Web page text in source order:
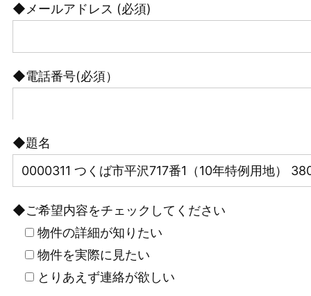
◆メールアドレス (必須)
◆電話番号(必須）
◆題名
◆ご希望内容をチェックしてください
物件の詳細が知りたい
物件を実際に見たい
とりあえず連絡が欲しい